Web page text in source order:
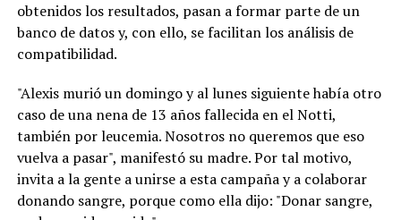
obtenidos los resultados, pasan a formar parte de un
banco de datos y, con ello, se facilitan los análisis de
compatibilidad.
"Alexis murió un domingo y al lunes siguiente había otro
caso de una nena de 13 años fallecida en el Notti,
también por leucemia. Nosotros no queremos que eso
vuelva a pasar", manifestó su madre. Por tal motivo,
invita a la gente a unirse a esta campaña y a colaborar
donando sangre, porque como ella dijo: "Donar sangre,